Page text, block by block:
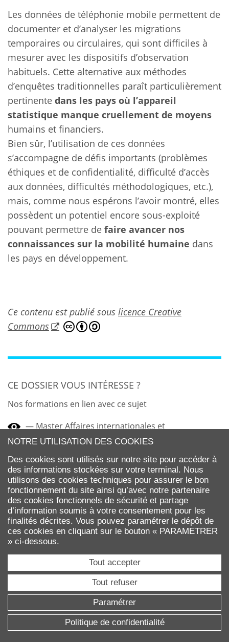
NOTRE UTILISATION DES COOKIES
Des cookies sont utilisés sur notre site pour accéder à
des informations stockées sur votre terminal. Nous
utilisons des cookies techniques pour assurer le bon
fonctionnement du site ainsi qu’avec notre partenaire
des cookies fonctionnels de sécurité et partage
d’information soumis à votre consentement pour les
finalités décrites. Vous pouvez paramétrer le dépôt de
ces cookies en cliquant sur le bouton « PARAMETRER
» ci-dessous.
Tout accepter
Tout refuser
Paramétrer
Politique de confidentialité
Les données de téléphonie mobile permettent de
documenter et d’analyser les migrations
temporaires ou circulaires, qui sont difficiles à
mesurer avec les dispositifs d’observation
habituels. Cette alternative aux méthodes
d’enquêtes traditionnelles paraît particulièrement
pertinente dans les pays où l’appareil
statistique manque cruellement de moyens
humains et financiers.
Bien sûr, l’utilisation de ces données
s’accompagne de défis importants (problèmes
éthiques et de confidentialité, difficulté d’accès
aux données, difficultés méthodologiques, etc.),
mais, comme nous espérons l’avoir montré, elles
possèdent un potentiel encore sous-exploité
pouvant permettre de faire avancer nos
connaissances sur la mobilité humaine dans
les pays en développement.
Ce contenu est publié sous licence Creative
Commons
CE DOSSIER VOUS INTÉRESSE ?
Nos formations en lien avec ce sujet
Master Affaires internationales et
développement
Master Conflict Transformation & Peace Studies
Master Économie internationale et
développement
MBA International Paris - IAE Paris-Sorbonne
Business School & Université Paris Dauphine - PSL
Nos articles sont publiés sous licence Creative
Commons. Leur réutilisation est autorisée sous
certaines conditions.